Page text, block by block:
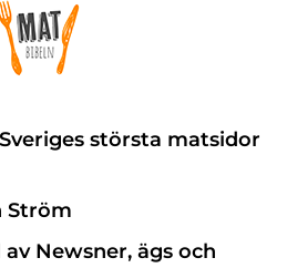
största matsidor
Ström
Newsner, ägs och